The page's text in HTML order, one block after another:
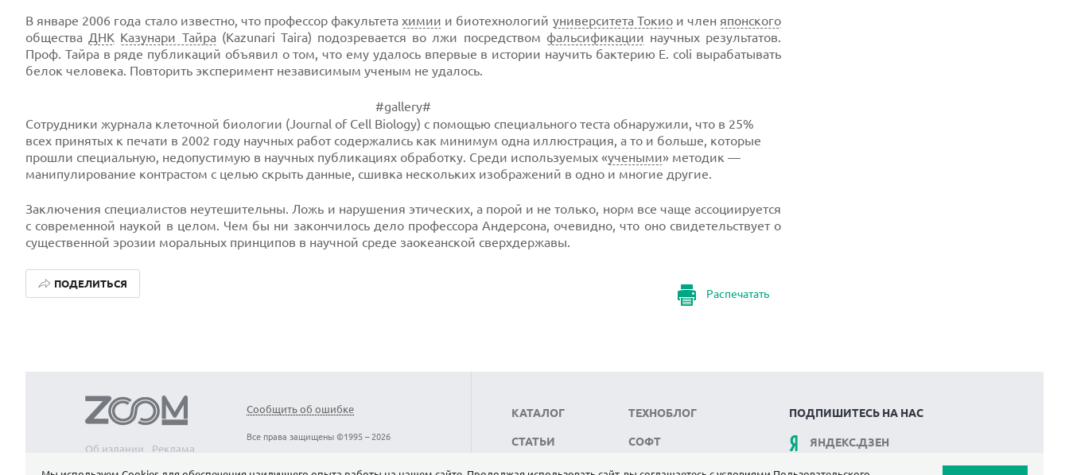
В январе 2006 года стало известно, что профессор факультетахимии и биотехнологий университета Токиои член японского
общества ДНК Казунари Тайра(Kazunari Taira) подозревается во лжи посредством фальсификации научных результатов.
Проф. Тайра в ряде публикаций объявил о том, что ему удалось впервые в истории научить бактерию E. coli вырабатывать
белок человека. Повторить эксперимент независимым ученым не удалось.
#gallery#
Сотрудники журнала клеточной биологии (Journal of Cell Biology) с помощью специального теста обнаружили, что в 25%
всех принятых к печати в 2002 году научных работ содержались как минимум одна иллюстрация, а то и больше, которые
прошли специальную, недопустимую в научных публикациях обработку. Среди используемых «учеными» методик —
манипулирование контрастом с целью скрыть данные, сшивка нескольких изображений в одно и многие другие.
Заключения специалистов неутешительны. Ложь и нарушения этических, а порой и не только, норм все чаще ассоциируется
с современной наукой в целом. Чем бы ни закончилось дело профессора Андерсона, очевидно, что оно свидетельствует о
существенной эрозии моральных принципов в научной среде заокеанской сверхдержавы.
Распечатать
ПОДЕЛИТЬСЯ
Об издании
Реклама
Сообщить об ошибке
Все права защищены ©1995 – 2026
КАТАЛОГ
СТАТЬИ
НОВОСТИ
ТЕХНОБЛОГ
СОФТ
НАУКА
ПОДПИШИТЕСЬ НА НАС
ЯНДЕКС.ДЗЕН